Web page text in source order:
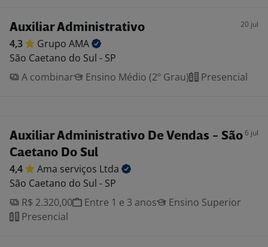
Auxiliar Administrativo 20 jul
4,3 Grupo AMA
São Caetano do Sul - SP
A combinar
Ensino Médio (2º Grau) Presencial
Auxiliar Administrativo De Vendas - São
Caetano Do Sul
6 jul
4,4 Ama serviços Ltda
São Caetano do Sul - SP
R$ 2.320,00
Entre 1 e 3 anos
Ensino Superior
Presencial